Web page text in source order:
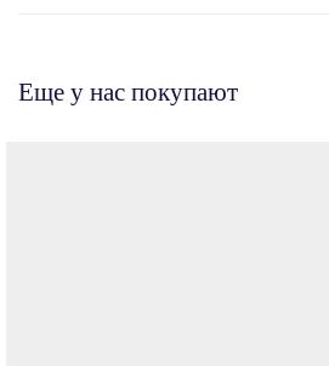
Еще у нас покупают